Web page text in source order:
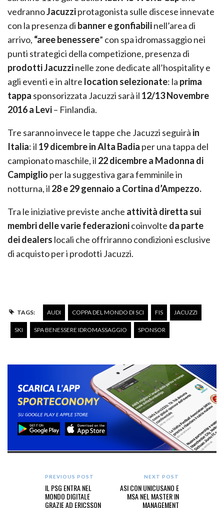
vedrannoJacuzziprotagonista sulle discese innevate
con la presenza di banner e gonfiabilinell’area di
arrivo, “aree benessere” con spa idromassaggio nei
punti strategici della competizione, presenza di
prodotti Jacuzzinelle zone dedicate all’hospitality e
agli eventi e in altre location selezionate: la prima
tappa sponsorizzata Jacuzzi sarà il 12/13 Novembre
2016 a Levi– Finlandia.
Tre saranno invece le tappe che Jacuzzi seguirà in
Italia: il 19 dicembre in Alta Badia per una tappa del
campionato maschile, il 22 dicembre a Madonna di
Campiglio per la suggestiva gara femminile in
notturna, il 28 e 29 gennaio a Cortina d’Ampezzo.
Tra le iniziative previste anche attività diretta sui
membri delle varie federazionicoinvolte da parte
dei dealers locali che offriranno condizioni esclusive
di acquisto per i prodotti Jacuzzi.
TAGS: AUDI COPPA DEL MONDO DI SCI FIS JACUZZI
SKI SPA BENESSERE IDROMASSAGGIO SPONSOR
PREVIOUS POST
IL PSG ENTRA NEL
MONDO DIGITALE
GRAZIE AD ERICSSON
NEXT POST
ASI CON UNICUSANO E
MSA NEL MASTER IN
MANAGEMENT